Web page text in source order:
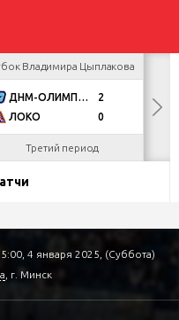
Владимира Цыплакова
ДНМ-ОЛИМПИК
2
ЛОКО
0
Третий период
4 января 2025, (Суббота)
, г. Минск